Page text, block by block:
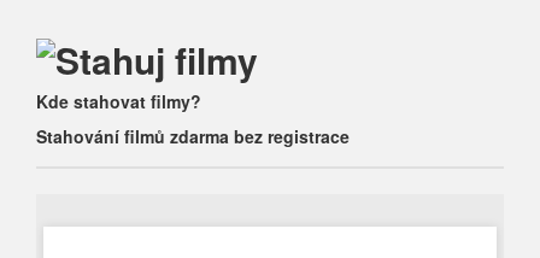
Main menu
Skip
to
content
Kde stahovat filmy?
Stahování filmů zdarma bez registrace